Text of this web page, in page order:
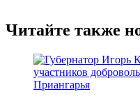
Читайте также